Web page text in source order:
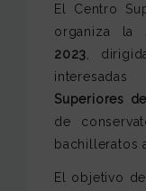
El Centro
organiza la
2023 ,
Superiores
de
bachilleratos
El objetivo